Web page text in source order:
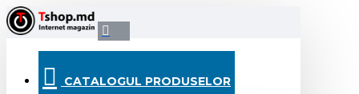
CATALOGUL PRODUSELOR